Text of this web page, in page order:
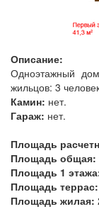
Описание:
Одноэтажный
жильцов: 3
Камин: нет.
Гараж: нет.
Площадь
Площадь общая:
Площадь 1
Площадь террас:
Площадь жилая: